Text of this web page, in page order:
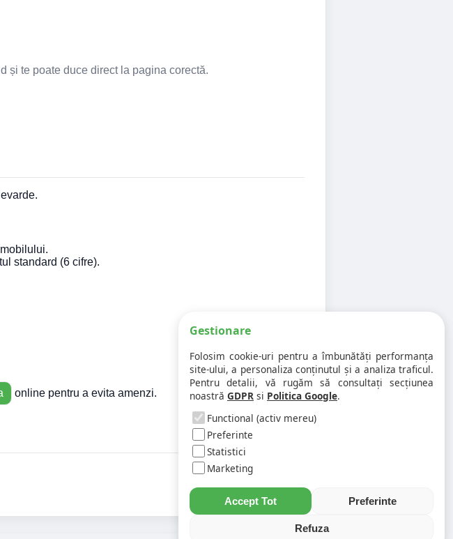
și te poate duce direct la pagina corectă.
standard (6 cifre).
online pentru a evita amenzi.
Gestionare
Folosim cookie-uri pentru a îmbunătăți performanța
site-ului, a personaliza conținutul și a analiza traficul.
Pentru detalii, vă rugăm să consultați secțiunea
noastră GDPR si Politica Google.
Functional (activ mereu)
Preferinte
Statistici
Marketing
Accept Tot Preferinte
Refuza